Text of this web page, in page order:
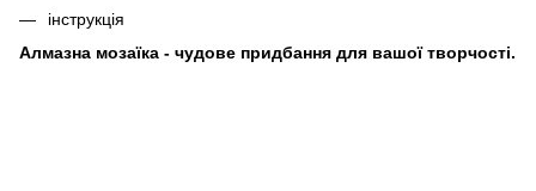
інструкція
Алмазна мозаїка - чудове придбання для вашої творчості.